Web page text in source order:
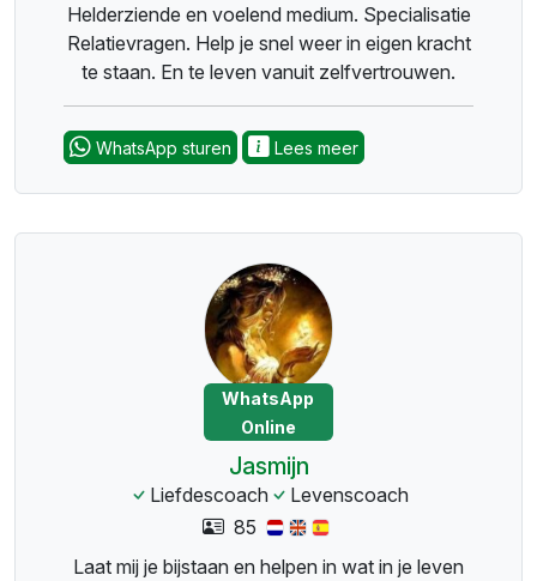
Helderziende en voelend medium. Specialisatie
Relatievragen. Help je snel weer in eigen kracht
te staan. En te leven vanuit zelfvertrouwen.
WhatsApp sturen Lees meer
WhatsApp
Online
Jasmijn
Liefdescoach
Levenscoach
85
Laat mij je bijstaan en helpen in wat in je leven